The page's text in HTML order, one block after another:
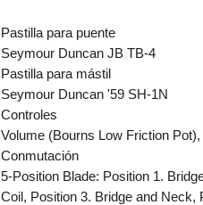
Pastilla para puente
Seymour Duncan JB TB-4
Pastilla para mástil
Seymour Duncan '59 SH-1N
Controles
Volume (Bourns Low Friction Pot),
Conmutación
5-Position Blade: Position 1.
Coil, Position 3. Bridge and Neck,